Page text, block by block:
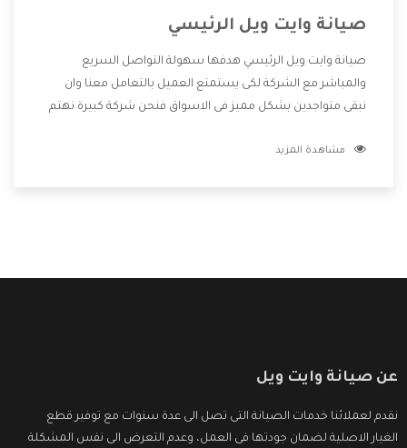
صيانة وايت ويل الرئيسي
صيانة وايت ويل الرئيسي هدفها سهولة التواصل السريع
والمباشر مع الشركة لكى يستمتع العميل بالتعامل معنا وان
نبقى متواجدين بشكل مميز فى الاسواق فنحن شركة كبيرة نهتم
الشركة بها والتى تكون منها خدمة الصيانة التى تكون من أهم
مشاهدة المزيد
عن صيانة وايت ويل
نقدم لعملائنا خدمات الصيانة التى تصل الى عدة سنوات مع توفير قطع
الغيار الاصلية لضمان جودتها فى العمل، وعدم التعرض الى نفس المشكلة